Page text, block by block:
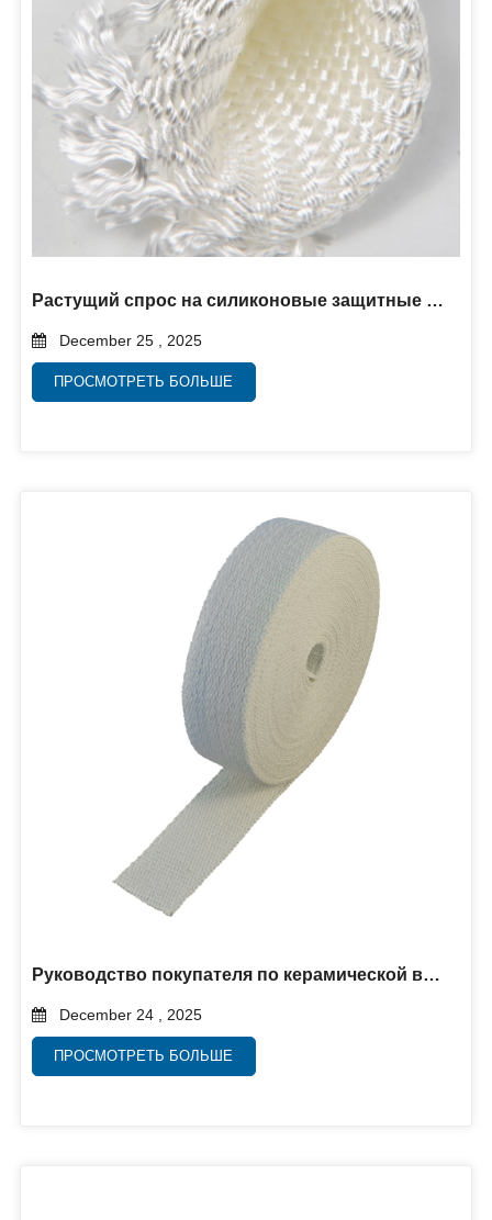
Растущий спрос на силиконовые защитные оболочки в системах защиты от высоких температур
December 25 , 2025
ПРОСМОТРЕТЬ БОЛЬШЕ
Руководство покупателя по керамической волоконной ленте: как выбрать подходящую высокотемпературную изоляционную ленту
December 24 , 2025
ПРОСМОТРЕТЬ БОЛЬШЕ